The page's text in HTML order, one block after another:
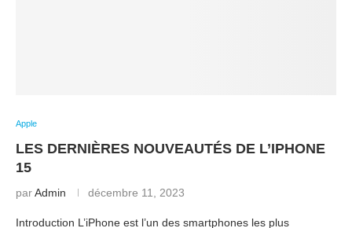
Apple
LES DERNIÈRES NOUVEAUTÉS DE L’IPHONE
15
parAdmin décembre 11, 2023
Introduction L’iPhone est l’un des smartphones les plus